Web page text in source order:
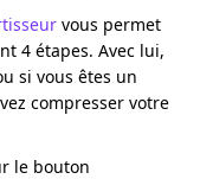
vous permet
4 étapes. Avec lui,
si vous êtes un
compresser votre
le bouton